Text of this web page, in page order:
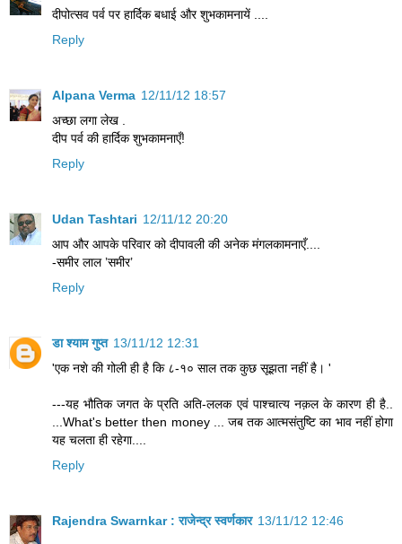
दीपोत्सव पर्व पर हार्दिक बधाई और शुभकामनायें ....
Reply
Alpana Verma 12/11/12 18:57
अच्छा लगा लेख .
दीप पर्व की हार्दिक शुभकामनाएँ!
Reply
Udan Tashtari 12/11/12 20:20
आप और आपके परिवार को दीपावली की अनेक मंगलकामनाएँ....
-समीर लाल ’समीर’
Reply
डा श्याम गुप्त 13/11/12 12:31
'एक नशे की गोली ही है कि ८-१० साल तक कुछ सूझता नहीं है। '
---यह भौतिक जगत के प्रति अति-ललक एवं पाश्चात्य नक़ल के कारण ही है..
...What's better then money ... जब तक आत्मसंतुष्टि का भाव नहीं होगा
यह चलता ही रहेगा....
Reply
Rajendra Swarnkar : राजेन्द्र स्वर्णकार 13/11/12 12:46